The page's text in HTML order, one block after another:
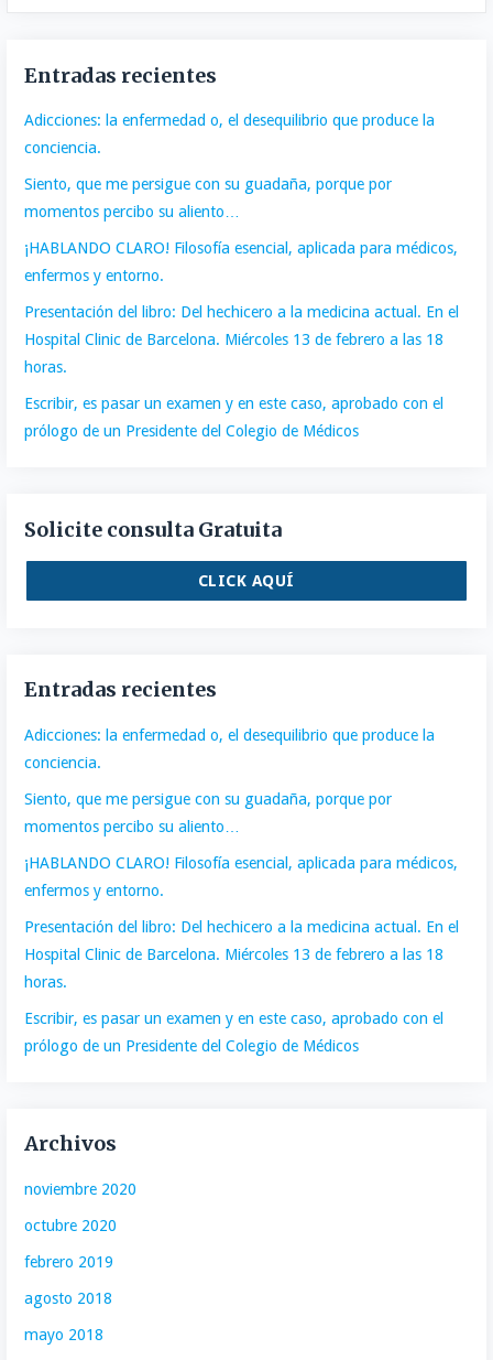
Entradas recientes
Adicciones: la enfermedad o, el desequilibrio que produce la
conciencia.
Siento, que me persigue con su guadaña, porque por
momentos percibo su aliento…
¡HABLANDO CLARO! Filosofía esencial, aplicada para médicos,
enfermos y entorno.
Presentación del libro: Del hechicero a la medicina actual. En el
Hospital Clinic de Barcelona. Miércoles 13 de febrero a las 18
horas.
Escribir, es pasar un examen y en este caso, aprobado con el
prólogo de un Presidente del Colegio de Médicos
Solicite consulta Gratuita
CLICK AQUÍ
Entradas recientes
Adicciones: la enfermedad o, el desequilibrio que produce la
conciencia.
Siento, que me persigue con su guadaña, porque por
momentos percibo su aliento…
¡HABLANDO CLARO! Filosofía esencial, aplicada para médicos,
enfermos y entorno.
Presentación del libro: Del hechicero a la medicina actual. En el
Hospital Clinic de Barcelona. Miércoles 13 de febrero a las 18
horas.
Escribir, es pasar un examen y en este caso, aprobado con el
prólogo de un Presidente del Colegio de Médicos
Archivos
noviembre 2020
octubre 2020
febrero 2019
agosto 2018
mayo 2018